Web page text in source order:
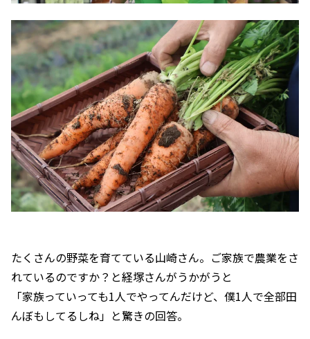
たくさんの野菜を育てている山崎さん。ご家族で農業をさ
れているのですか？と経塚さんがうかがうと
「家族っていっても1人でやってんだけど、僕1人で全部田
んぼもしてるしね」と驚きの回答。